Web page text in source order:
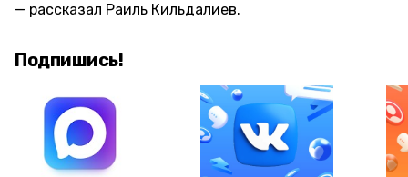
рассказал Раиль Кильдалиев.
Подпишись!